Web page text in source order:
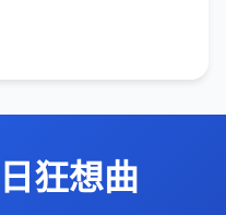
狂想曲